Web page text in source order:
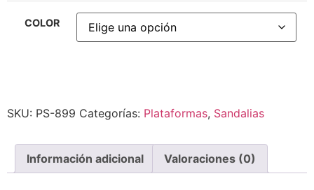
COLOR
SKU: PS-899 Categorías: Plataformas, Sandalias
Información adicional Valoraciones (0)